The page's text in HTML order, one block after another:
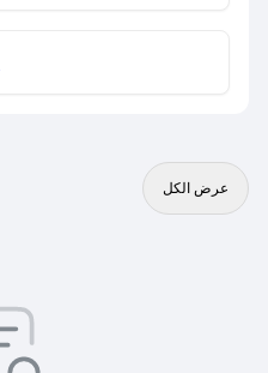
عرض الكل